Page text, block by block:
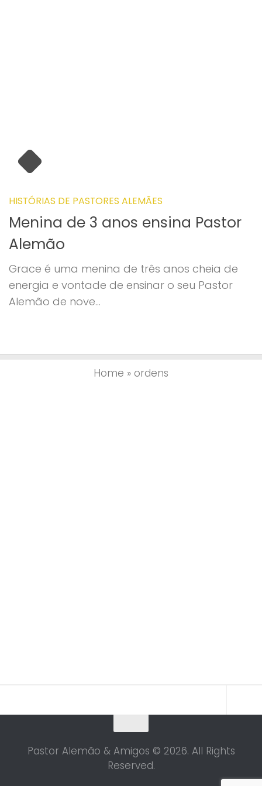
HISTÓRIAS DE PASTORES ALEMÃES
Menina de 3 anos ensina Pastor
Alemão
Grace é uma menina de três anos cheia de
energia e vontade de ensinar o seu Pastor
Alemão de nove...
Home » ordens
Pastor Alemão & Amigos © 2026. All Rights
Reserved.